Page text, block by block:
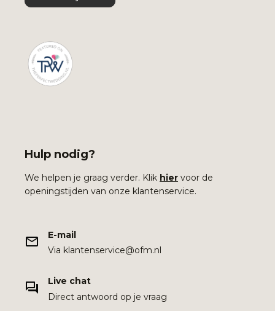
Hulp nodig?
We helpen je graag verder. Klik hier voor de
openingstijden van onze klantenservice.
E-mail
Via klantenservice@ofm.nl
Live chat
Direct antwoord op je vraag